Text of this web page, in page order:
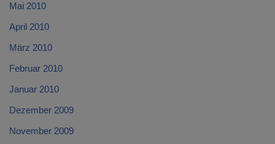
Mai 2010
April 2010
März 2010
Februar 2010
Januar 2010
Dezember 2009
November 2009